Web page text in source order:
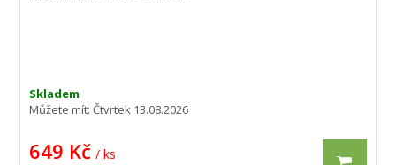
Skladem
Můžete mít:Čtvrtek 13.08.2026
649 Kč / ks